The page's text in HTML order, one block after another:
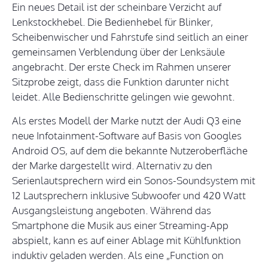
Ein neues Detail ist der scheinbare Verzicht auf
Lenkstockhebel. Die Bedienhebel für Blinker,
Scheibenwischer und Fahrstufe sind seitlich an einer
gemeinsamen Verblendung über der Lenksäule
angebracht. Der erste Check im Rahmen unserer
Sitzprobe zeigt, dass die Funktion darunter nicht
leidet. Alle Bedienschritte gelingen wie gewohnt.
Als erstes Modell der Marke nutzt der Audi Q3 eine
neue Infotainment-Software auf Basis von Googles
Android OS, auf dem die bekannte Nutzeroberfläche
der Marke dargestellt wird. Alternativ zu den
Serienlautsprechern wird ein Sonos-Soundsystem mit
12 Lautsprechern inklusive Subwoofer und 420 Watt
Ausgangsleistung angeboten. Während das
Smartphone die Musik aus einer Streaming-App
abspielt, kann es auf einer Ablage mit Kühlfunktion
induktiv geladen werden. Als eine „Function on